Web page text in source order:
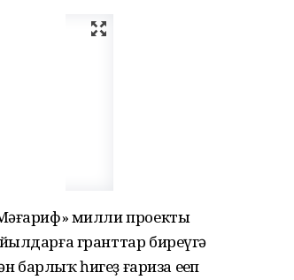
милли проекты
гранттар биреүгә
барлыҡ һигеҙ ғариза еңеп